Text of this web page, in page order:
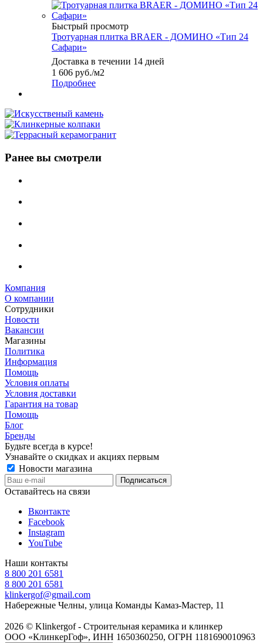
Быстрый просмотр
Тротуарная плитка BRAER - ДОМИНО «Тип 24
Сафари»
Доставка в течении 14 дней
1 606 руб./м2
Подробнее
Ранее вы смотрели
Компания
О компании
Сотрудники
Новости
Вакансии
Магазины
Политика
Информация
Помощь
Условия оплаты
Условия доставки
Гарантия на товар
Помощь
Блог
Бренды
Будьте всегда в курсе!
Узнавайте о скидках и акциях первым
Новости магазина
Оставайтесь на связи
Вконтакте
Facebook
Instagram
YouTube
Наши контакты
8 800 201 6581
8 800 201 6581
klinkergof@gmail.com
Набережные Челны, улица Команды Камаз-Мастер, 11
2026 © Klinkergof - Строительная керамика и клинкер
ООО «КлинкерГоф», ИНН 1650360250, ОГРН 1181690010963